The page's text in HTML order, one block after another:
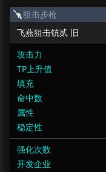
狙击步枪
飞燕狙击铳贰 旧
攻击力
TP上升值
填充
命中数
属性
稳定性
强化次数
开发企业